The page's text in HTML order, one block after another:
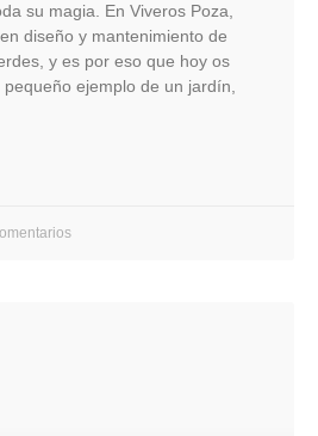
su magia. En Viveros Poza,
diseño y mantenimiento de
y es por eso que hoy os
ejemplo de un jardín,